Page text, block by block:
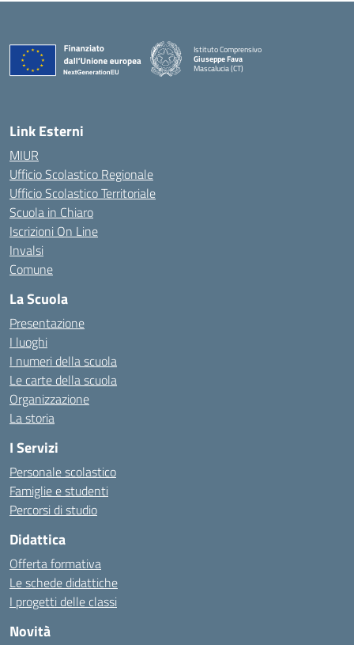
Istituto Comprensivo
Giuseppe Fava
Mascalucia (CT)
Link Esterni
MIUR
Ufficio Scolastico Regionale
Ufficio Scolastico Territoriale
Scuola in Chiaro
Iscrizioni On Line
Invalsi
Comune
La Scuola
Presentazione
I luoghi
I numeri della scuola
Le carte della scuola
Organizzazione
La storia
I Servizi
Personale scolastico
Famiglie e studenti
Percorsi di studio
Didattica
Offerta formativa
Le schede didattiche
I progetti delle classi
Novità